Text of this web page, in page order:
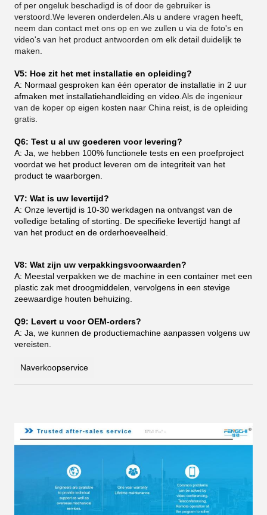
of per ongeluk beschadigd is of door de gebruiker is
verstoord.We leveren onderdelen.Als u andere vragen heeft,
neem dan contact met ons op en we zullen u via de foto's en
video's van het product antwoorden om elk detail duidelijk te
maken.
V5: Hoe zit het met installatie en opleiding?
A: Normaal gesproken kan één operator de installatie in 2 uur
afmaken met installatiehandleiding en video. Als de ingenieur
van de koper op eigen kosten naar China reist, is de opleiding
gratis.
Q6: Test u al uw goederen voor levering?
A: Ja, we hebben 100% functionele tests en een proefproject
voordat we het product leveren om de integriteit van het
product te waarborgen.
V7: Wat is uw levertijd?
A: Onze levertijd is 10-30 werkdagen na ontvangst van de
volledige betaling of storting. De specifieke levertijd hangt af
van het product en de orderhoeveelheid.
V8: Wat zijn uw verpakkingsvoorwaarden?
A: Meestal verpakken we de machine in een container met een
plastic zak met droogmiddelen, vervolgens in een stevige
zeewaardige houten behuizing.
Q9: Levert u voor OEM-orders?
A: Ja, we kunnen de productiemachine aanpassen volgens uw
vereisten.
Naverkoopservice